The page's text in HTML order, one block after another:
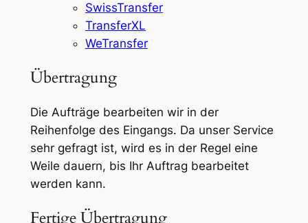
SwissTransfer
TransferXL
WeTransfer
Übertragung
Die Aufträge bearbeiten wir in der
Reihenfolge des Eingangs. Da unser Service
sehr gefragt ist, wird es in der Regel eine
Weile dauern, bis Ihr Auftrag bearbeitet
werden kann.
Fertige Übertragung